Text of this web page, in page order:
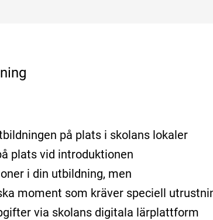
på plats i skolans lokaler
plats vid introduktionen
i din utbildning, men
moment som kräver speciell
via skolans digitala lärplattform